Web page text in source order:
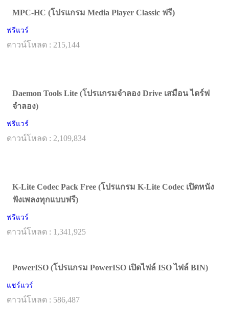
MPC-HC (โปรแกรม Media Player Classic ฟรี)
ฟรีแวร์
ดาวน์โหลด : 215,144
Daemon Tools Lite (โปรแกรมจำลอง Drive เสมือน ไดร์ฟ
จําลอง)
ฟรีแวร์
ดาวน์โหลด : 2,109,834
K-Lite Codec Pack Free (โปรแกรม K-Lite Codec เปิดหนัง
ฟังเพลงทุกแบบฟรี)
ฟรีแวร์
ดาวน์โหลด : 1,341,925
PowerISO (โปรแกรม PowerISO เปิดไฟล์ ISO ไฟล์ BIN)
แชร์แวร์
ดาวน์โหลด : 586,487